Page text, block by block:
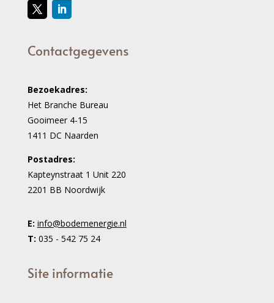
Contactgegevens
Bezoekadres:
Het Branche Bureau
Gooimeer 4-15
1411 DC Naarden
Postadres:
Kapteynstraat 1 Unit 220
2201 BB Noordwijk
E: info@bodemenergie.nl
T: 035 - 542 75 24
Site informatie